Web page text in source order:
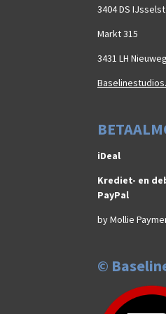
3404 DS
Markt 315
3431 LH
iDeal
Krediet- en
PayPal
by Mollie
©